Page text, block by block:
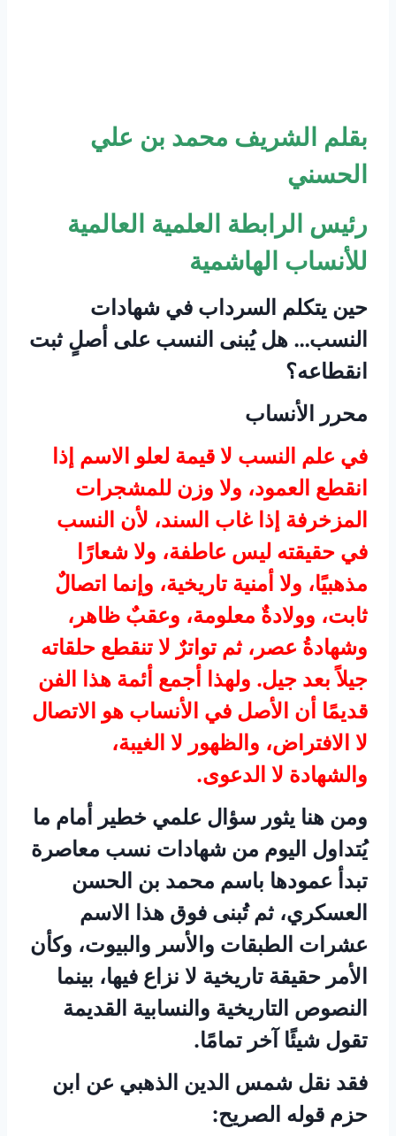
بقلم الشريف محمد بن علي
الحسني
رئيس الرابطة العلمية العالمية
للأنساب الهاشمية
حين يتكلم السرداب في شهادات
النسب… هل يُبنى النسب على أصلٍ ثبت
انقطاعه؟
محرر الأنساب
في علم النسب لا قيمة لعلو الاسم إذا
انقطع العمود، ولا وزن للمشجرات
المزخرفة إذا غاب السند، لأن النسب
في حقيقته ليس عاطفة، ولا شعارًا
مذهبيًا، ولا أمنية تاريخية، وإنما اتصالٌ
ثابت، وولادةٌ معلومة، وعقبٌ ظاهر،
وشهادةُ عصر، ثم تواترٌ لا تنقطع حلقاته
جيلاً بعد جيل. ولهذا أجمع أئمة هذا الفن
قديمًا أن الأصل في الأنساب هو الاتصال
لا الافتراض، والظهور لا الغيبة،
والشهادة لا الدعوى.
ومن هنا يثور سؤال علمي خطير أمام ما
يُتداول اليوم من شهادات نسب معاصرة
تبدأ عمودها باسم محمد بن الحسن
العسكري، ثم تُبنى فوق هذا الاسم
عشرات الطبقات والأسر والبيوت، وكأن
الأمر حقيقة تاريخية لا نزاع فيها، بينما
النصوص التاريخية والنسابية القديمة
تقول شيئًا آخر تمامًا.
فقد نقل شمس الدين الذهبي عن ابن
حزم قوله الصريح: